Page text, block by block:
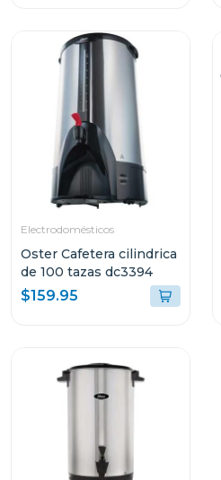
Electrodomésticos
Oster Cafetera cilindrica
de 100 tazas dc3394
$159.95